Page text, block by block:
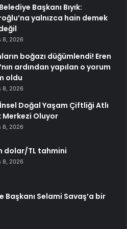
Başkanı Bıyık:
yalnızca hain demek
8, 2026
boğazı düğümlendi! Eren
ardından yapılan o yorum
oldu
8, 2026
Doğal Yaşam Çiftliği Atlı
Merkezi Oluyor
8, 2026
dolar/TL tahmini
8, 2026
Başkanı Selami Savaş’a bir